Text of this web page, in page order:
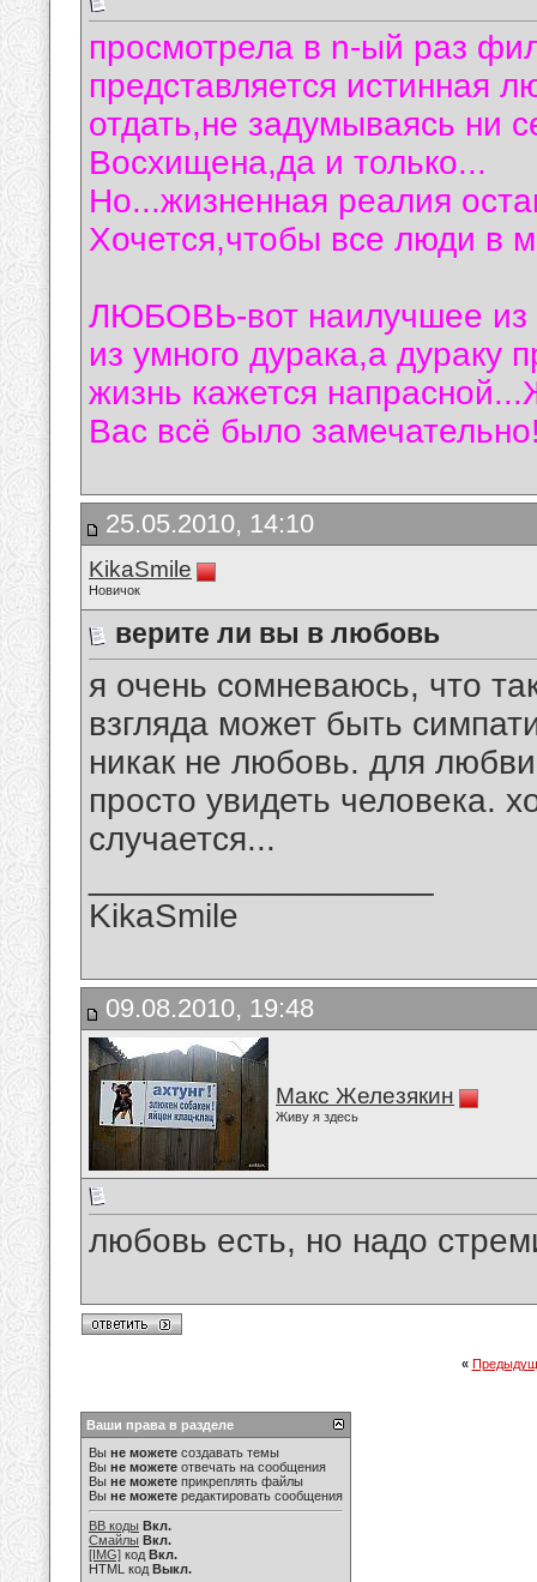
просмотрела в n-ый раз
представляется истинная
отдать,не задумываясь ни
Восхищена,да и только...
Но...жизненная реалия
Хочется,чтобы все люди в
ЛЮБОВЬ-вот наилучшее из
из умного дурака,а дураку
жизнь кажется
Вас всё было
25.05.2010, 14:10
KikaSmile
Новичок
верите ли вы в любовь
я очень сомневаюсь, что
взгляда может быть
никак не любовь. для
просто увидеть человека.
случается...
KikaSmile
09.08.2010, 19:48
Макс Железякин
Живу я здесь
любовь есть, но надо
«
Ваши права в разделе
Вы не можете создавать темы
Вы не можете отвечать на сообщения
Вы не можете прикреплять файлы
Вы не можете редактировать сообщения
BB коды Вкл.
Смайлы Вкл.
[IMG] код Вкл.
HTML код Выкл.